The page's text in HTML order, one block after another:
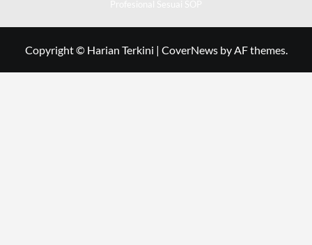
Copyright © Harian Terkini | CoverNewsby AF themes.